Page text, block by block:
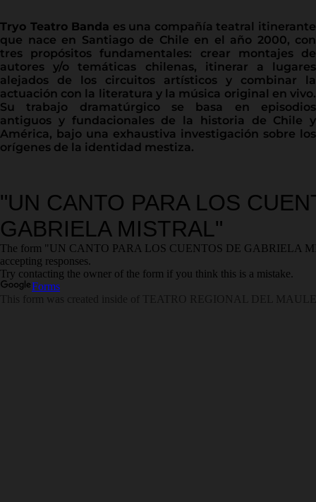
Tryo Teatro Banda es una compañía teatral itinerante
que nace en Santiago de Chile en el año 2000, con
tres propósitos fundamentales: crear montajes de
autores y/o temáticas chilenas, itinerar a lugares
alejados de los circuitos artísticos y combinar la
actuación con la literatura y la música original en vivo.
Su trabajo dramatúrgico se basa en episodios
antiguos y fundacionales de la historia de Chile y
América, bajo una exhaustiva investigación sobre los
orígenes de la identidad mestiza.